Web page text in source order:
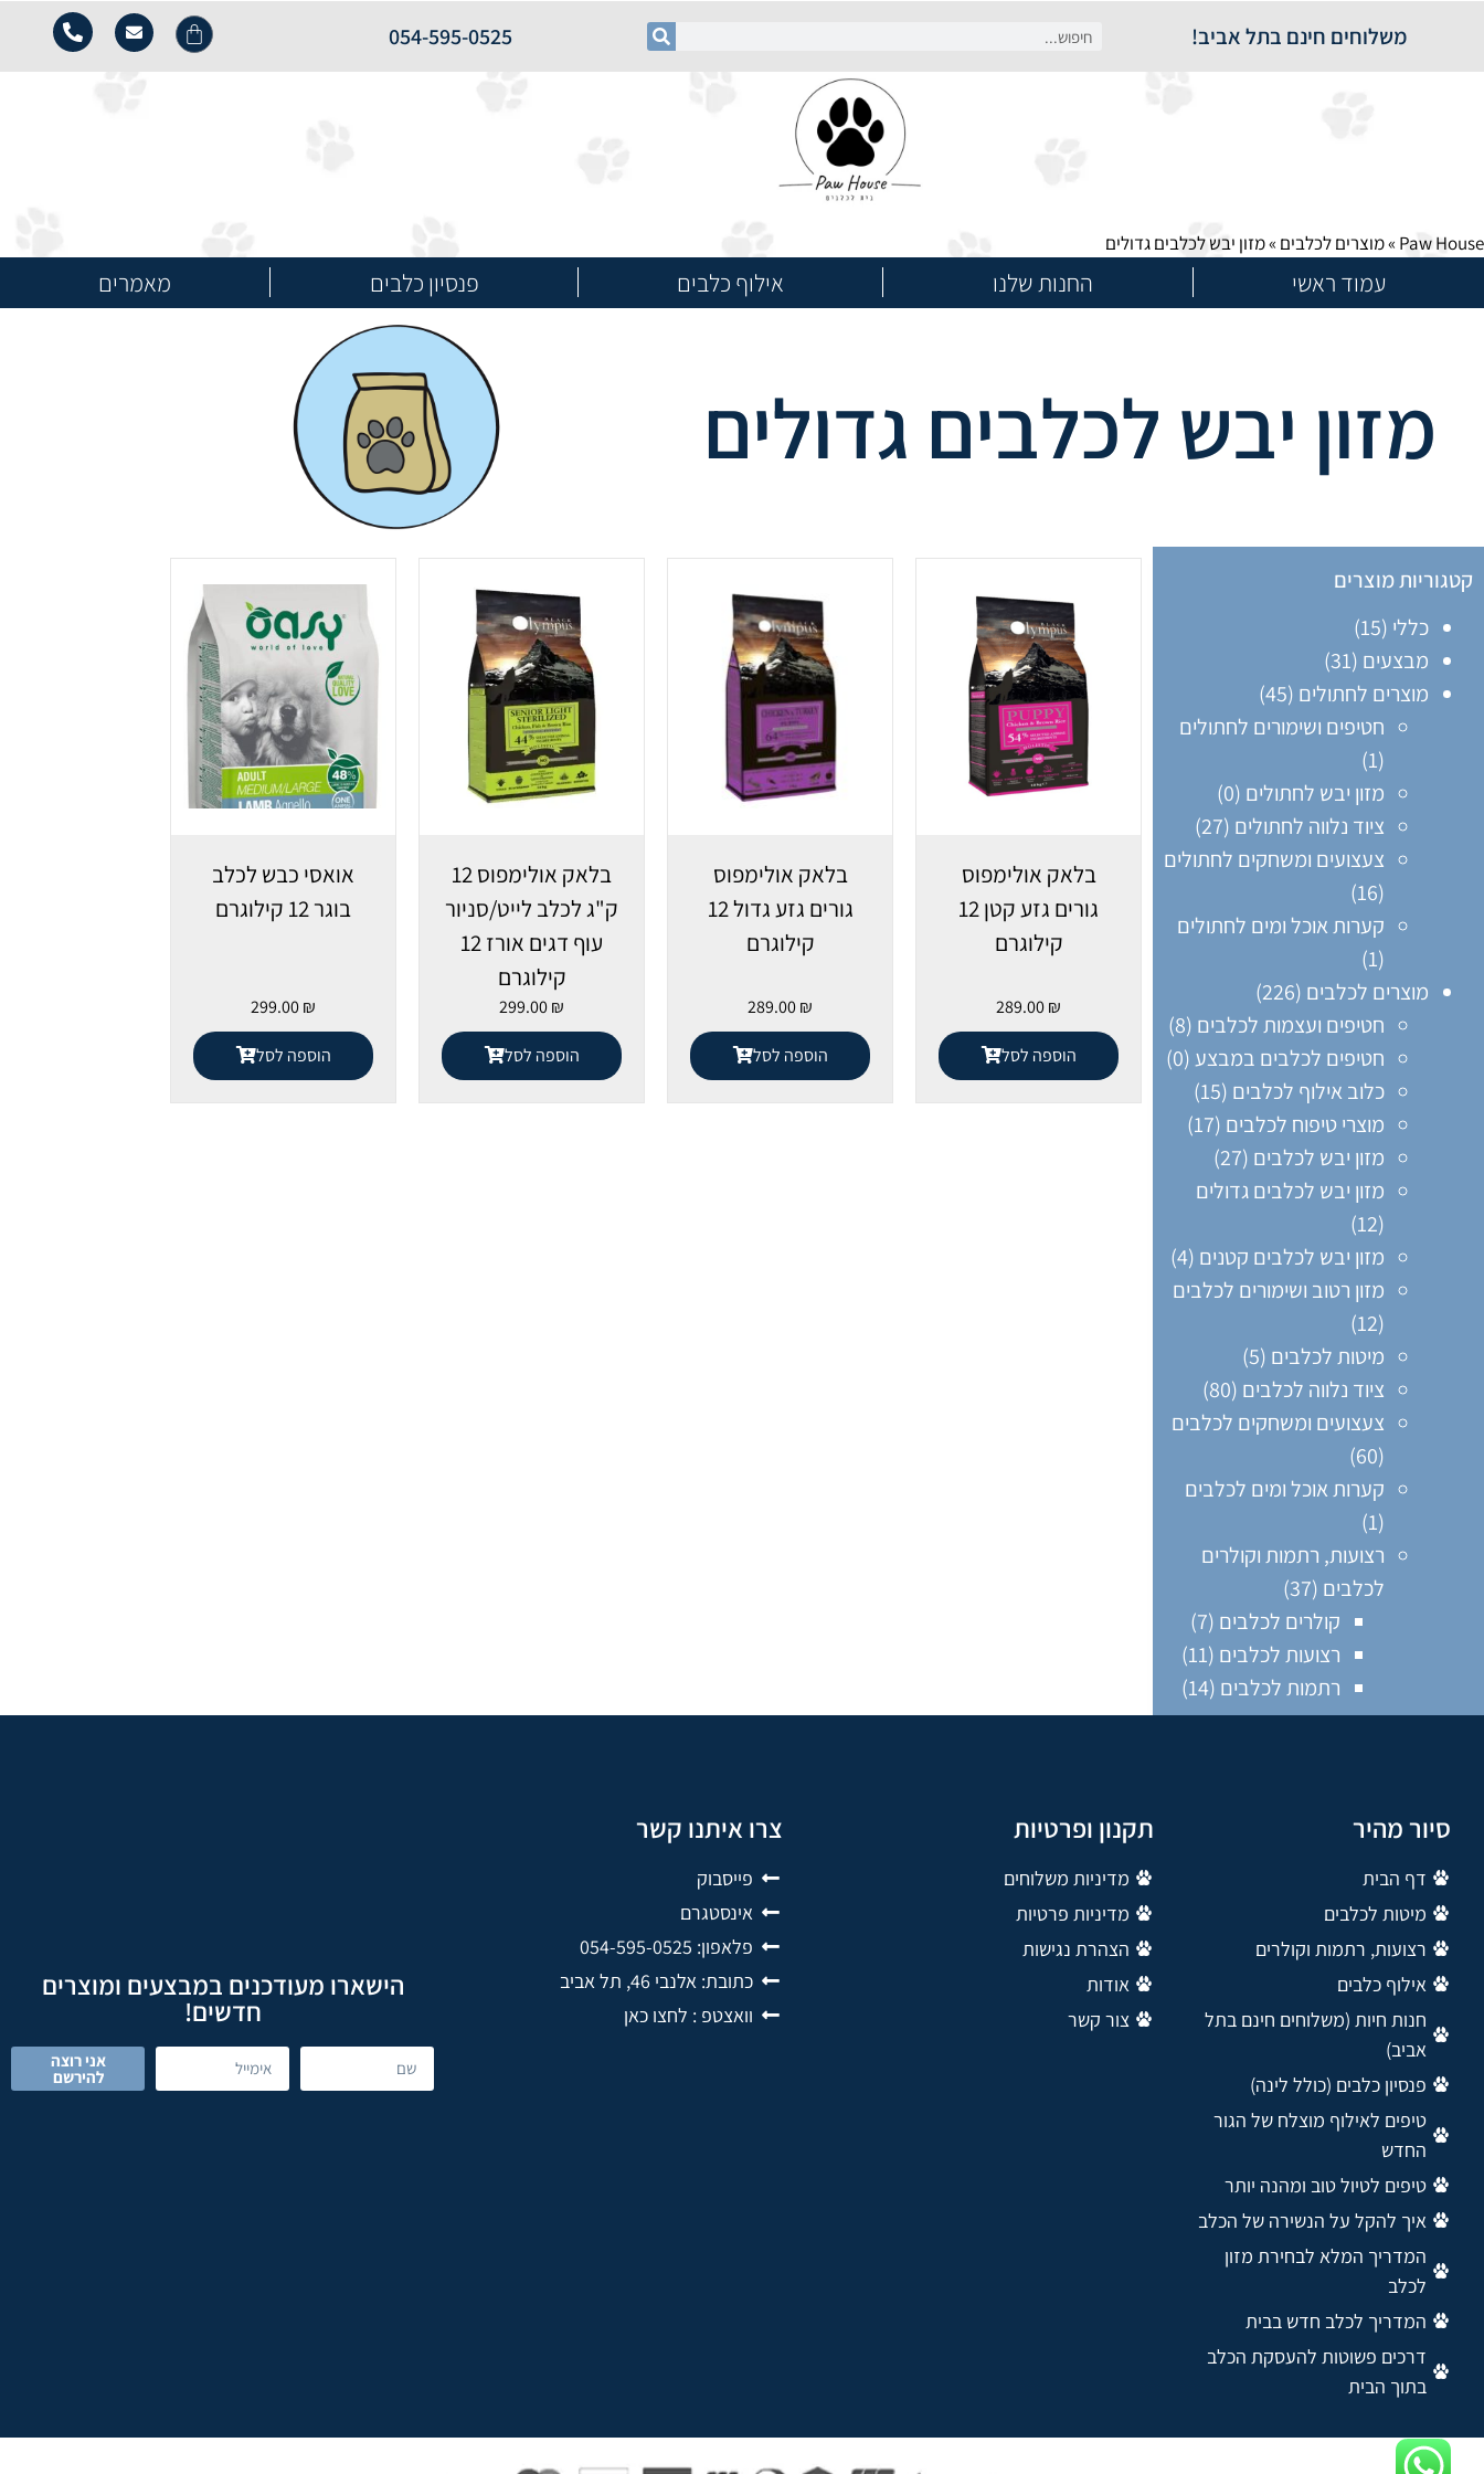
משלוחים חינם בתל אביב! 054-595-0525
Paw House
»מוצרים לכלבים »מזון יבש לכלבים גדולים
עמוד ראשי החנות שלנו אילוף כלבים פנסיון כלבים מאמרים
מזון יבש לכלבים גדולים
קטגוריות מוצרים
כללי (15)
מבצעים (31)
מוצרים לחתולים (45)
חטיפים ושימורים לחתולים
(1)
מזון יבש לחתולים (0)
ציוד נלווה לחתולים (27)
צעצועים ומשחקים לחתולים
(16)
קערות אוכל ומים לחתולים
(1)
מוצרים לכלבים (226)
חטיפים ועצמות לכלבים (8)
חטיפים לכלבים במבצע(0)
כלוב אילוף לכלבים (15)
מוצרי טיפוח לכלבים (17)
מזון יבש לכלבים (27)
מזון יבש לכלבים גדולים
(12)
מזון יבש לכלבים קטנים (4)
מזון רטוב ושימורים לכלבים
(12)
מיטות לכלבים (5)
ציוד נלווה לכלבים (80)
צעצועים ומשחקים לכלבים
(60)
קערות אוכל ומים לכלבים
(1)
רצועות, רתמות וקולרים
לכלבים (37)
קולרים לכלבים (7)
רצועות לכלבים (11)
רתמות לכלבים (14)
אואסי כבש לכלב
בוגר 12 קילוגרם
299.00₪
הוספה לסל
בלאק אולימפוס 12
ק"ג לכלב לייט/סניור
עוף דגים אורז 12
קילוגרם
299.00₪
הוספה לסל
בלאק אולימפוס
גורים גזע גדול 12
קילוגרם
289.00₪
הוספה לסל
בלאק אולימפוס
גורים גזע קטן 12
קילוגרם
289.00₪
הוספה לסל
סיור מהיר
דף הבית
מיטות לכלבים
רצועות, רתמות וקולרים
אילוף כלבים
חנות חיות (משלוחים חינם בתל
אביב)
פנסיון כלבים (כולל לינה)
טיפים לאילוף מוצלח של הגור
החדש
טיפים לטיול טוב ומהנה יותר
איך להקל על הנשירה של הכלב
המדריך המלא לבחירת מזון
לכלב
המדריך לכלב חדש בבית
דרכים פשוטות להעסקת הכלב
בתוך הבית
תקנון ופרטיות
מדיניות משלוחים
מדיניות פרטיות
הצהרת נגישות
אודות
צור קשר
צרו איתנו קשר
פייסבוק
אינסטגרם
פלאפון: 054-595-0525
כתובת: אלנבי 46, תל אביב
וואצטפ : לחצו כאן
הישארו מעודכנים במבצעים ומוצרים
חדשים!
אני רוצה
להירשם